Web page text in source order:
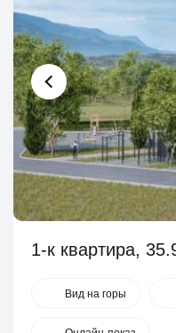
1-к квартира,
Вид на горы